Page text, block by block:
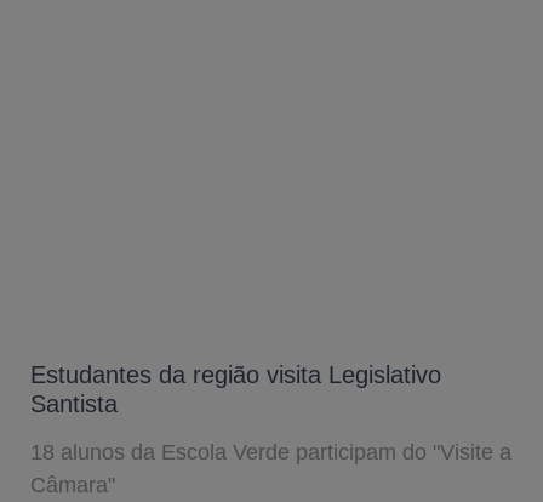
Estudantes da região visita Legislativo
Santista
18 alunos da Escola Verde participam do "Visite a
Câmara"